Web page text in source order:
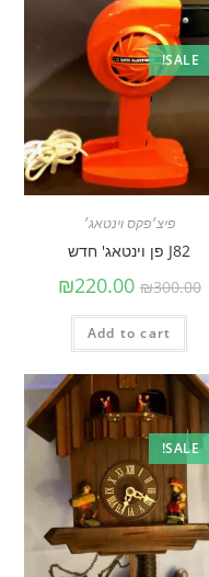
SALE!
פיצ׳פקס וינטאג׳
J82 פן וינטאג' חדש
₪300.00
₪220.00
Add to cart
SALE!